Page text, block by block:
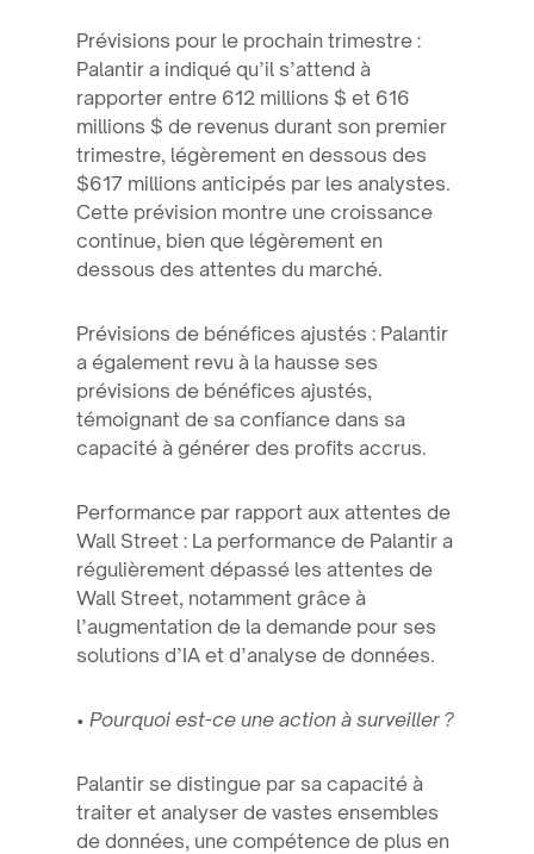
Prévisions pour le prochain trimestre :
Palantir a indiqué qu’il s’attend à
rapporter entre 612 millions $ et 616
millions $ de revenus durant son premier
trimestre, légèrement en dessous des
$617 millions anticipés par les analystes.
Cette prévision montre une croissance
continue, bien que légèrement en
dessous des attentes du marché.
Prévisions de bénéfices ajustés : Palantir
a également revu à la hausse ses
prévisions de bénéfices ajustés,
témoignant de sa confiance dans sa
capacité à générer des profits accrus.
Performance par rapport aux attentes de
Wall Street : La performance de Palantir a
régulièrement dépassé les attentes de
Wall Street, notamment grâce à
l’augmentation de la demande pour ses
solutions d’IA et d’analyse de données.
• Pourquoi est-ce une action à surveiller ?
Palantir se distingue par sa capacité à
traiter et analyser de vastes ensembles
de données, une compétence de plus en